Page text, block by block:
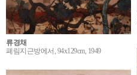
류경채
폐림지근방에서, 94x129cm, 1949